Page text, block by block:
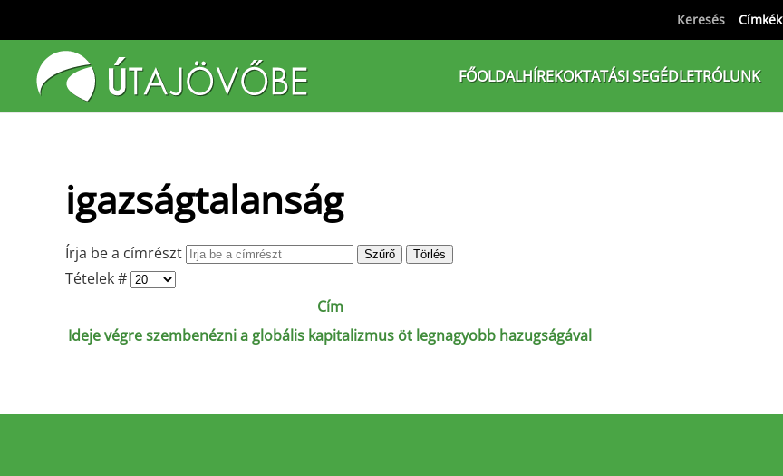
Fő tartalom átugrása
Keresés Címkék
FŐOLDALHÍREKOKTATÁSI SEGÉDLETRÓLUNK
igazságtalanság
Írja be a címrészt Szűrő Törlés
Tételek #
Cím
Ideje végre szembenézni a globális kapitalizmus öt legnagyobb hazugságával